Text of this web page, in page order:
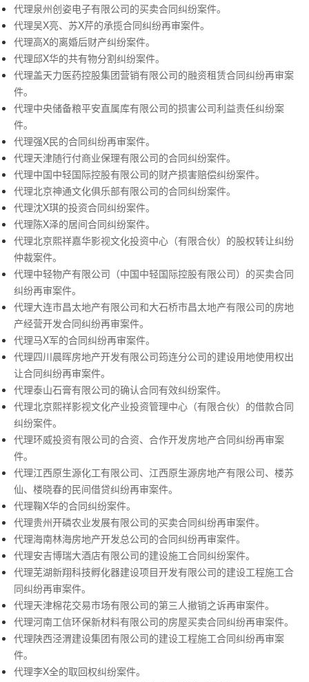
代理泉州创姿电子有限公司的买卖合同纠纷案件。
代理吴X亮、苏X芹的承揽合同纠纷再审案件。
代理高X的离婚后财产纠纷案件。
代理邱X华的共有物分割纠纷案件。
代理盖天力医药控股集团营销有限公司的融资租赁合同纠纷再审案
件。
代理中央储备粮平安直属库有限公司的损害公司利益责任纠纷案
件。
代理强X民的合同纠纷再审案件。
代理天津随行付商业保理有限公司的合同纠纷案件。
代理中国中轻国际控股有限公司的财产损害赔偿纠纷案件。
代理北京神通文化俱乐部有限公司的合同纠纷案件。
代理沈X琪的投资合同纠纷案件。
代理陈X泽的居间合同纠纷案件。
代理北京熙祥嘉华影视文化投资中心（有限合伙）的股权转让纠纷
仲裁案件。
代理中轻物产有限公司（中国中轻国际控股有限公司）的买卖合同
纠纷再审案件。
代理大连市昌太地产有限公司和大石桥市昌太地产有限公司的房地
产经营开发合同纠纷再审案件。
代理马X军的合同纠纷再审案件。
代理四川晨晖房地产开发有限公司筠连分公司的建设用地使用权出
让合同纠纷再审案件。
代理泰山石膏有限公司的确认合同有效纠纷案件。
代理北京熙祥影视文化产业投资管理中心（有限合伙）的借款合同
纠纷案件。
代理环威投资有限公司的合资、合作开发房地产合同纠纷再审案
件。
代理江西原生源化工有限公司、江西原生源房地产有限公司、楼苏
仙、楼晓春的民间借贷纠纷再审案件。
代理鞠X华的合同纠纷案件。
代理贵州开磷农业发展有限公司的买卖合同纠纷再审案件。
代理海南林海房地产开发总公司的合同纠纷再审案件。
代理安吉博瑞大酒店有限公司的建设施工合同纠纷案件。
代理芜湖新翔科技孵化器建设项目开发有限公司的建设工程施工合
同纠纷再审案件。
代理天津棉花交易市场有限公司的第三人撤销之诉再审案件。
代理河南工信环保新材料有限公司的房屋买卖合同纠纷再审案件。
代理陕西泾渭建设集团有限公司的建设工程施工合同纠纷再审案
件。
代理李X全的取回权纠纷案件。